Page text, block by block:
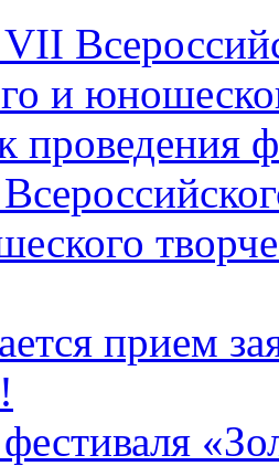
и
проведения
прием